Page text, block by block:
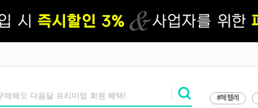
#헤펠레